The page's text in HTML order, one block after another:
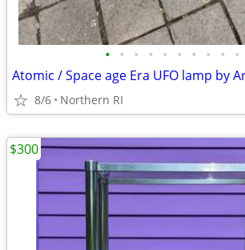
• • • • • • • • • •
8/6 Northern RI
$300